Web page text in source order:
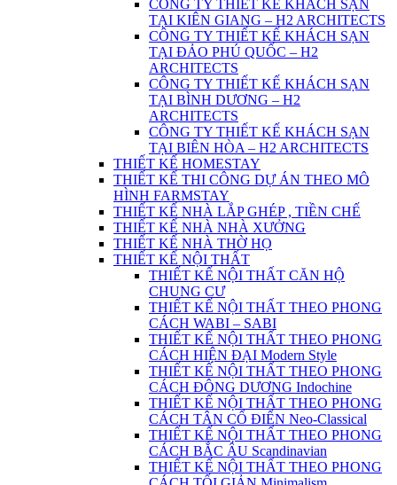
CÔNG TY THIẾT KẾ KHÁCH SẠN
TẠI KIÊN GIANG – H2 ARCHITECTS
CÔNG TY THIẾT KẾ KHÁCH SẠN
TẠI ĐẢO PHÚ QUỐC – H2
ARCHITECTS
CÔNG TY THIẾT KẾ KHÁCH SẠN
TẠI BÌNH DƯƠNG – H2
ARCHITECTS
CÔNG TY THIẾT KẾ KHÁCH SẠN
TẠI BIÊN HÒA – H2 ARCHITECTS
THIẾT KẾ HOMESTAY
THIẾT KẾ THI CÔNG DỰ ÁN THEO MÔ
HÌNH FARMSTAY
THIẾT KẾ NHÀ LẮP GHÉP , TIỀN CHẾ
THIẾT KẾ NHÀ NHÀ XƯỞNG
THIẾT KẾ NHÀ THỜ HỌ
THIẾT KẾ NỘI THẤT
THIẾT KẾ NỘI THẤT CĂN HỘ
CHUNG CƯ
THIẾT KẾ NỘI THẤT THEO PHONG
CÁCH WABI – SABI
THIẾT KẾ NỘI THẤT THEO PHONG
CÁCH HIỆN ĐẠI Modern Style
THIẾT KẾ NỘI THẤT THEO PHONG
CÁCH ĐÔNG DƯƠNG Indochine
THIẾT KẾ NỘI THẤT THEO PHONG
CÁCH TÂN CỔ ĐIỂN Neo-Classical
THIẾT KẾ NỘI THẤT THEO PHONG
CÁCH BẮC ÂU Scandinavian
THIẾT KẾ NỘI THẤT THEO PHONG